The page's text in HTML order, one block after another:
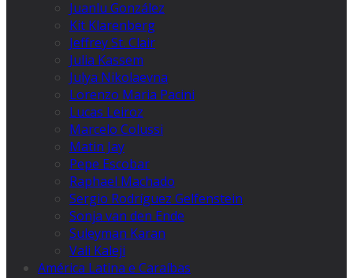
Juanlu González
Kit Klarenberg
Jeffrey St. Clair
Julia Kassem
Julya Nikolaevna
Lorenzo Maria Pacini
Lucas Leiroz
Marcelo Colussi
Matin Jay
Pepe Escobar
Raphael Machado
Sergio Rodríguez Gelfenstein
Sonja van den Ende
Suleyman Karan
Vali Kaleji
América Latina e Caraíbas